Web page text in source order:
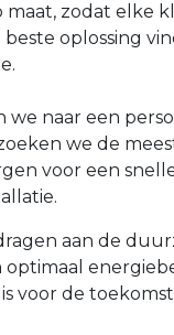
maat, zodat elke
oplossing
we naar een
we de
voor een
aan de
optimaal
voor de